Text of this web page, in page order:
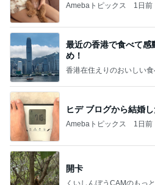
Amebaトピックス 1日前
最近の香港で食べて感
め！
香港在住えりのおいしい
ヒデ ブログから結婚
Amebaトピックス 1日前
開卡
くいしんぼうCAMのもっ